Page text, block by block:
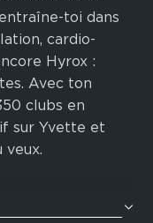
toi dans
cardio-
Hyrox :
Avec ton
clubs en
sur Yvette et
veux.
? Nos zones